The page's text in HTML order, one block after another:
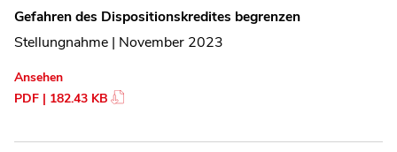
Gefahren des Dispositionskredites begrenzen
Stellungnahme | November 2023
Ansehen
PDF | 182.43 KB